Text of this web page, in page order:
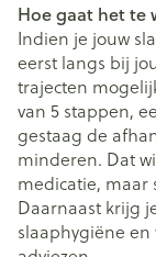
Hoe gaat het te
Indien je jouw
eerst langs bij
trajecten
van 5 stappen,
gestaag de
minderen. Dat
medicatie, maar
Daarnaast krijg
slaaphygiëne